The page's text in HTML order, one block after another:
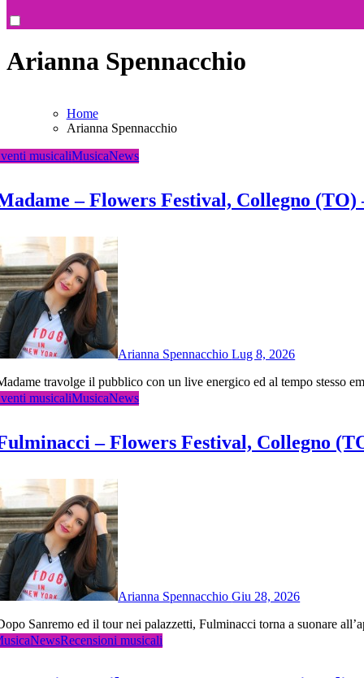
Arianna Spennacchio
Home
Arianna Spennacchio
musicaliMusicaNews
– Flowers Festival, Collegno (TO)
Arianna SpennacchioLug 8, 2026
Madame travolge il pubblico con un live energico ed al tempo stesso
musicaliMusicaNews
– Flowers Festival, Collegno
Arianna SpennacchioGiu 28, 2026
Dopo Sanremo ed il tour nei palazzetti, Fulminacci torna a suonare
NewsRecensioni musicali